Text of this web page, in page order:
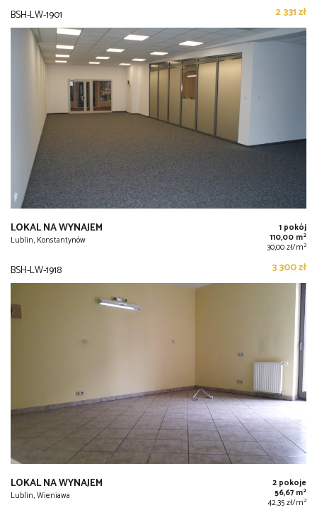
BSH-LW-1901 2 331 zł
LOKAL NA WYNAJEM
Lublin, Konstantynów
1 pokój
110,00 m2
30,00 zł/m2
BSH-LW-1918 3 300 zł
LOKAL NA WYNAJEM
Lublin, Wieniawa
2 pokoje
56,67 m2
42,35 zł/m2